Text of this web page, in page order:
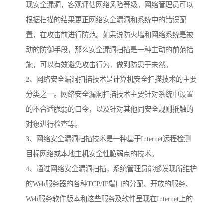
现安全漏洞，客观评估网络风险等级。网络管理员可以
根据扫描的结果更正网络安全漏洞和系统中的错误配
置，在攻击前进行防范。如果说防火墙和网络系统是被
动的防御手段，那么安全漏洞扫描是一种主动的前范措
施，可以有效避免攻击行为，做到防患于未然。
2、网络安全漏洞扫描技术是计算机安全扫描技术的主要
分类之一。网络安全漏洞扫描技术主要针对系统中设置
的不合适脆弱的口令，以及针对其他同安全规则抵触的
对象进行检查等。
3、网络安全漏洞扫描技术是一种基于Internet远程检测
目标网络或本地主机安全性脆弱点的技术。
4、通过网络安全漏洞扫描，系统管理员能够发现所维护
的Web服务器的各种TCP/IP端口的分配、开放的服务、
Web服务软件版本和这些服务及软件呈现在Internet上的